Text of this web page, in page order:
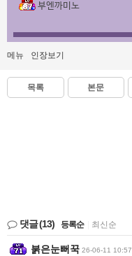
부엔까미노
메뉴 인장보기
목록 본문
댓글(13) 등록순 최신순
붉은눈뻐꾹 26-06-11 10:57